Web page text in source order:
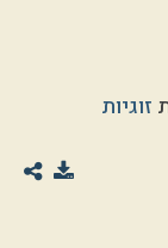
זוגיות